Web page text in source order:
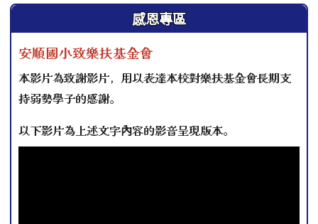
左邊區域內容 感恩專區
安順國小致樂扶基金會
本影片為致謝影片，用以表達本校對樂扶基金會長期支
持弱勢學子的感謝。
以下影片為上述文字內容的影音呈現版本。